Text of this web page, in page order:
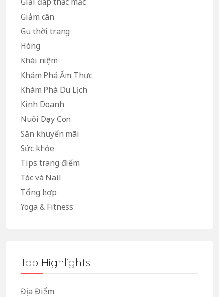
Giảm cân
Gu thời trang
Hóng
Khái niệm
Khám Phá Ẩm Thực
Khám Phá Du Lịch
Kinh Doanh
Nuôi Dạy Con
Săn khuyến mãi
Sức khỏe
Tips trang điểm
Tóc và Nail
Tổng hợp
Yoga & Fitness
Top Highlights
Địa Điểm